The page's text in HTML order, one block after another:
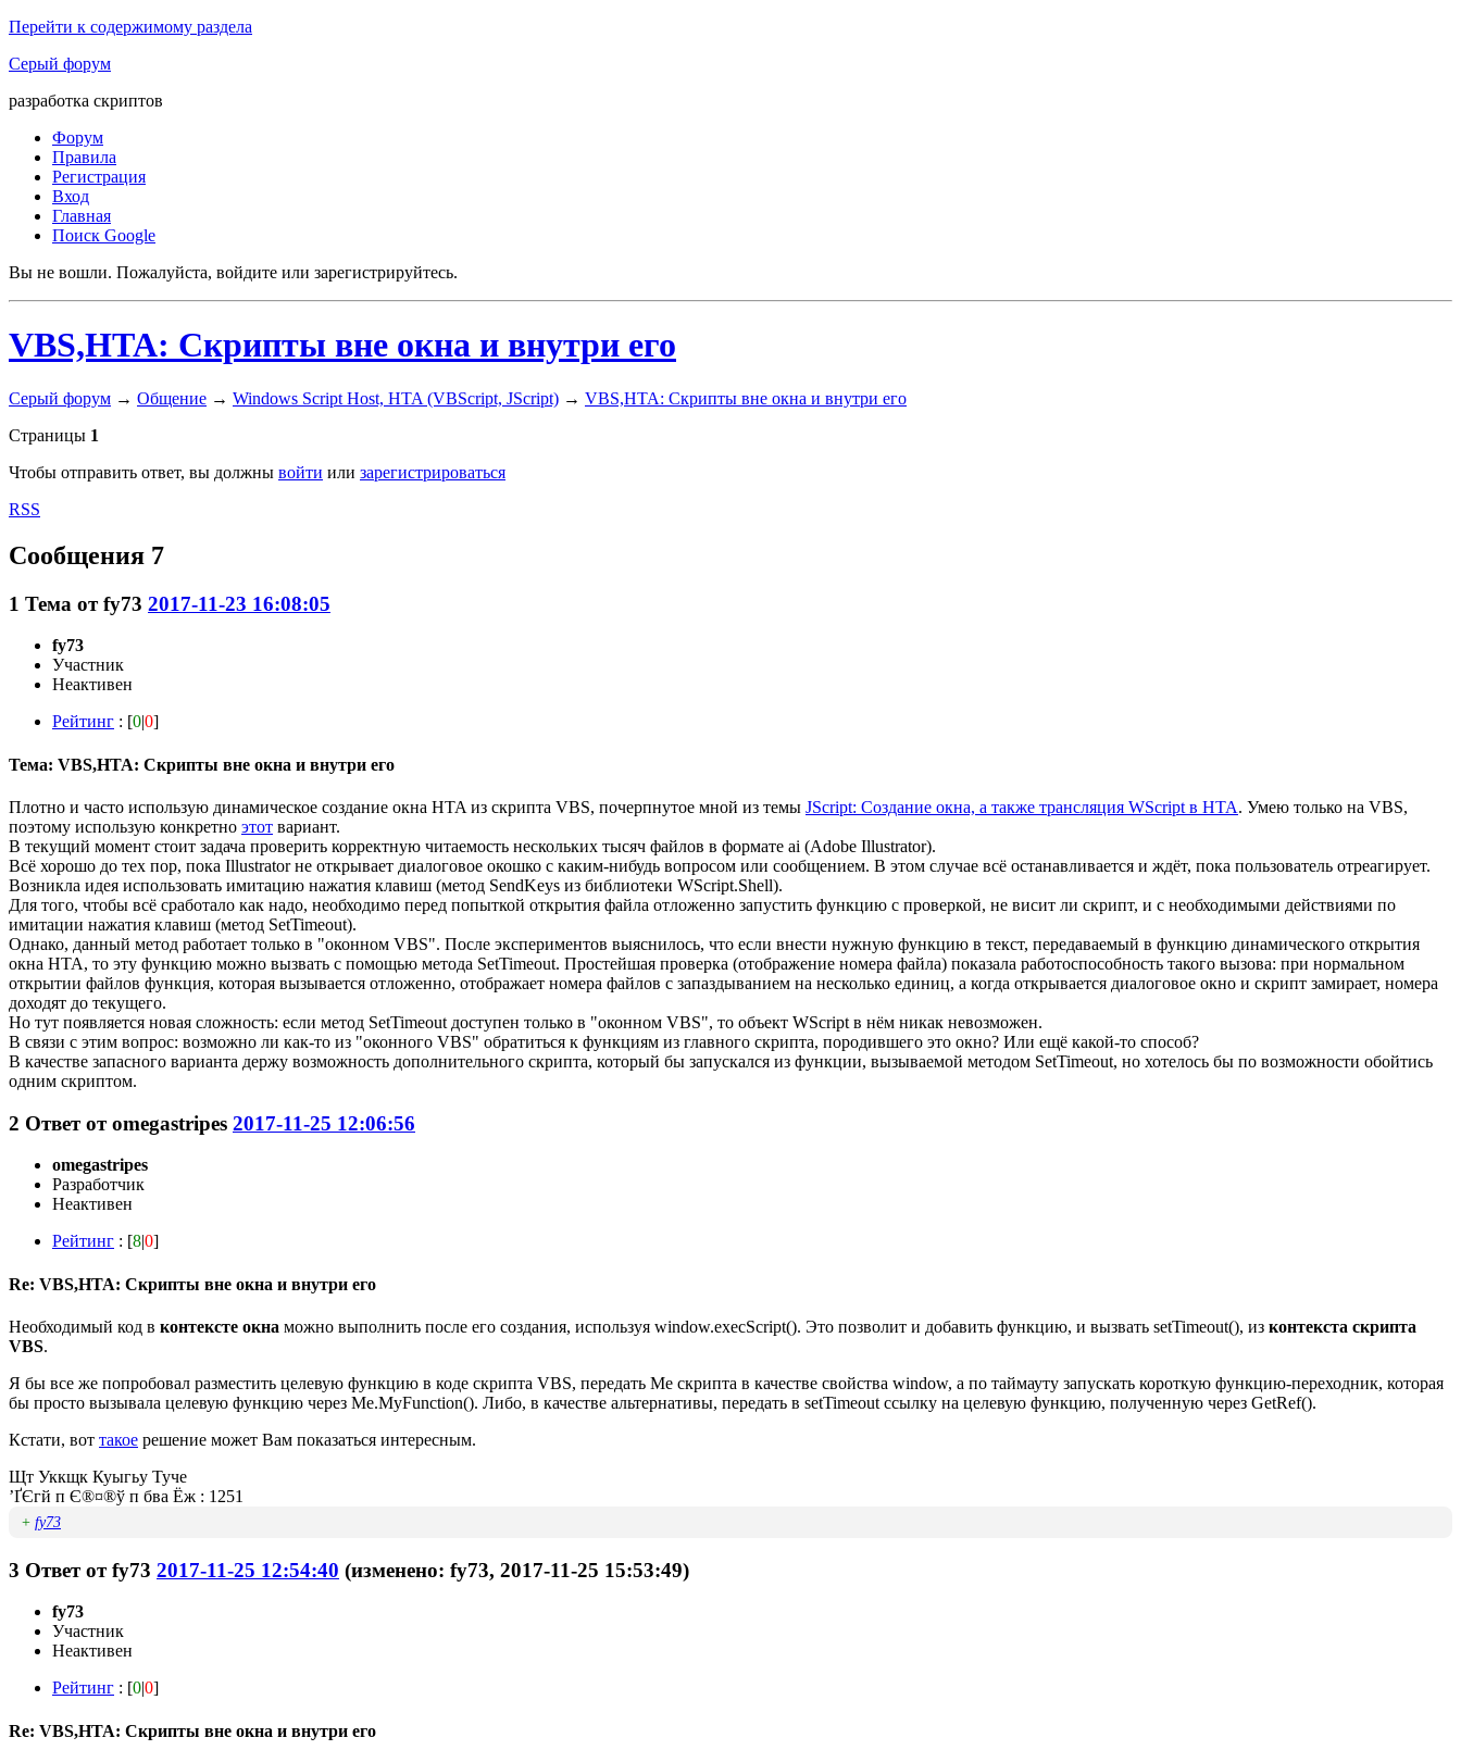
Перейти к содержимому раздела
Серый форум
разработка скриптов
Форум
Правила
Регистрация
Вход
Главная
Поиск Google
Вы не вошли. Пожалуйста, войдите или зарегистрируйтесь.
VBS,HTA: Скрипты вне окна и внутри его
Серый форум → Общение → Windows Script Host, HTA (VBScript, JScript) → VBS,HTA: Скрипты вне окна и внутри его
Страницы 1
Чтобы отправить ответ, вы должны войти или зарегистрироваться
RSS
Сообщения 7
1 Тема отfy73 2017-11-23 16:08:05
fy73
Участник
Неактивен
Рейтинг : [0|0]
Тема: VBS,HTA: Скрипты вне окна и внутри его
Плотно и часто использую динамическое создание окна HTA из скрипта VBS, почерпнутое мной из темы JScript: Создание окна, а также трансляция WScript в HTA. Умею только на VBS,
поэтому использую конкретно этот вариант.
В текущий момент стоит задача проверить корректную читаемость нескольких тысяч файлов в формате ai (Adobe Illustrator).
Всё хорошо до тех пор, пока Illustrator не открывает диалоговое окошко с каким-нибудь вопросом или сообщением. В этом случае всё останавливается и ждёт, пока пользователь отреагирует.
Возникла идея использовать имитацию нажатия клавиш (метод SendKeys из библиотеки WScript.Shell).
Для того, чтобы всё сработало как надо, необходимо перед попыткой открытия файла отложенно запустить функцию с проверкой, не висит ли скрипт, и с необходимыми действиями по
имитации нажатия клавиш (метод SetTimeout).
Однако, данный метод работает только в "оконном VBS". После экспериментов выяснилось, что если внести нужную функцию в текст, передаваемый в функцию динамического открытия
окна HTA, то эту функцию можно вызвать с помощью метода SetTimeout. Простейшая проверка (отображение номера файла) показала работоспособность такого вызова: при нормальном
открытии файлов функция, которая вызывается отложенно, отображает номера файлов с запаздыванием на несколько единиц, а когда открывается диалоговое окно и скрипт замирает, номера
доходят до текущего.
Но тут появляется новая сложность: если метод SetTimeout доступен только в "оконном VBS", то объект WScript в нём никак невозможен.
В связи с этим вопрос: возможно ли как-то из "оконного VBS" обратиться к функциям из главного скрипта, породившего это окно? Или ещё какой-то способ?
В качестве запасного варианта держу возможность дополнительного скрипта, который бы запускался из функции, вызываемой методом SetTimeout, но хотелось бы по возможности обойтись
одним скриптом.
2 Ответ отomegastripes 2017-11-25 12:06:56
omegastripes
Разработчик
Неактивен
Рейтинг : [8|0]
Re: VBS,HTA: Скрипты вне окна и внутри его
Необходимый код в контексте окна можно выполнить после его создания, используя window.execScript(). Это позволит и добавить функцию, и вызвать setTimeout(), из контекста скрипта
VBS.
Я бы все же попробовал разместить целевую функцию в коде скрипта VBS, передать Me скрипта в качестве свойства window, а по таймауту запускать короткую функцию-переходник, которая
бы просто вызывала целевую функцию через Me.MyFunction(). Либо, в качестве альтернативы, передать в setTimeout ссылку на целевую функцию, полученную через GetRef().
Кстати, вот такое решение может Вам показаться интересным.
Щт Уккщк Куыгьу Туче
’ҐЄгй п Є®¤®ў п бва Ёж : 1251
+ fy73
3 Ответ отfy73 2017-11-25 12:54:40 (изменено: fy73, 2017-11-25 15:53:49)
fy73
Участник
Неактивен
Рейтинг : [0|0]
Re: VBS,HTA: Скрипты вне окна и внутри его